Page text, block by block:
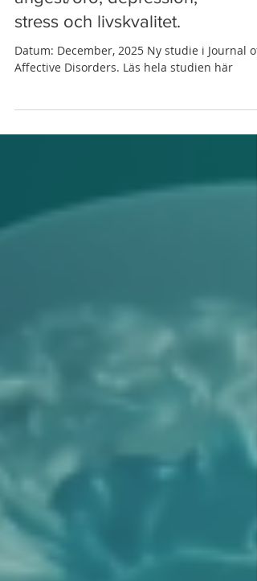
Stim för sömnproblem,
stress och livskvalitet.
Affective Disorders. Läs hela studien här